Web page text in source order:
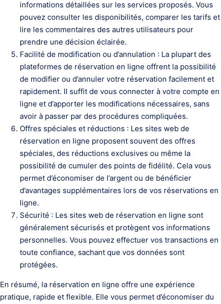
informations détaillées sur les services proposés. Vous
pouvez consulter les disponibilités, comparer les tarifs et
lire les commentaires des autres utilisateurs pour
prendre une décision éclairée.
Facilité de modification ou d’annulation : La plupart des
plateformes de réservation en ligne offrent la possibilité
de modifier ou d’annuler votre réservation facilement et
rapidement. Il suffit de vous connecter à votre compte en
ligne et d’apporter les modifications nécessaires, sans
avoir à passer par des procédures compliquées.
Offres spéciales et réductions : Les sites web de
réservation en ligne proposent souvent des offres
spéciales, des réductions exclusives ou même la
possibilité de cumuler des points de fidélité. Cela vous
permet d’économiser de l’argent ou de bénéficier
d’avantages supplémentaires lors de vos réservations en
ligne.
Sécurité : Les sites web de réservation en ligne sont
généralement sécurisés et protègent vos informations
personnelles. Vous pouvez effectuer vos transactions en
toute confiance, sachant que vos données sont
protégées.
En résumé, la réservation en ligne offre une expérience
pratique, rapide et flexible. Elle vous permet d’économiser du